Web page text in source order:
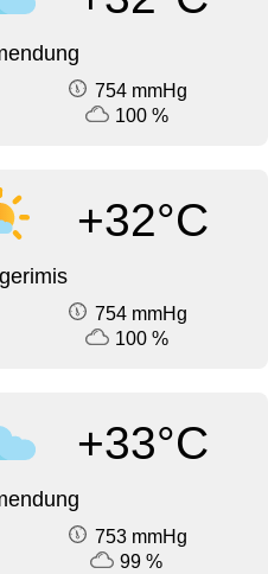
754 mmHg
100 %
+32°C
754 mmHg
100 %
+33°C
753 mmHg
99 %